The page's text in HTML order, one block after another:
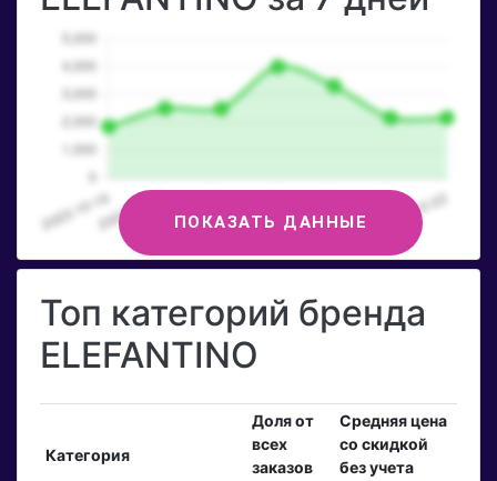
ПОКАЗАТЬ ДАННЫЕ
Топ категорий бренда
ELEFANTINO
Категория
Доля от
всех
заказов
Средняя цена
со скидкой
без учета